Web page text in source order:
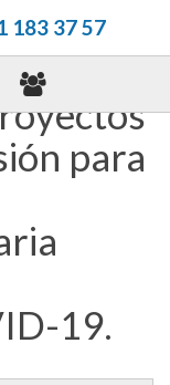
183 37 57
para
19.